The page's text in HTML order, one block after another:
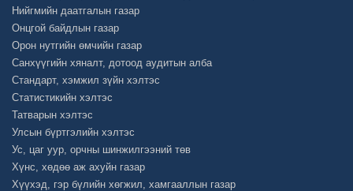
Нийгмийн даатгалын газар
Онцгой байдлын газар
Орон нутгийн өмчийн газар
Санхүүгийн хяналт, дотоод аудитын алба
Стандарт, хэмжил зүйн хэлтэс
Статистикийн хэлтэс
Татварын хэлтэс
Улсын бүртгэлийн хэлтэс
Ус, цаг уур, орчны шинжилгээний төв
Хүнс, хөдөө аж ахуйн газар
Хүүхэд, гэр бүлийн хөгжил, хамгааллын газар